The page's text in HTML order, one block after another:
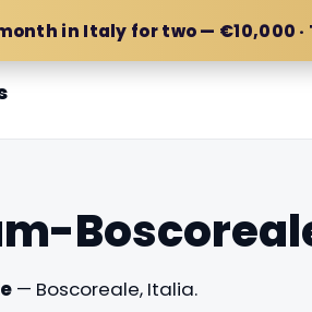
in Italy for two — €10,000
— Boscoreale, Italia.